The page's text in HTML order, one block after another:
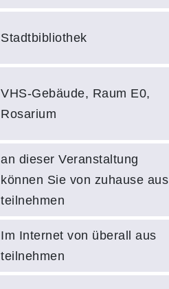
Stadtbibliothek
VHS-Gebäude, Raum E0,
Rosarium
an dieser Veranstaltung
können Sie von zuhause aus
teilnehmen
Im Internet von überall aus
teilnehmen